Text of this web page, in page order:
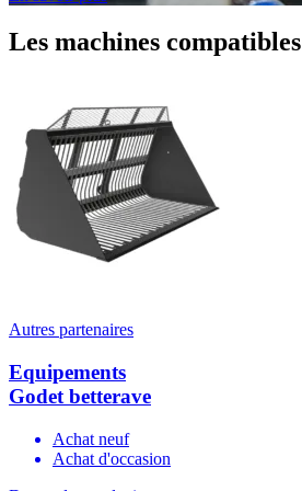
Les machines compatibles
Autres partenaires
Equipements
Godet betterave
Achat neuf
Achat d'occasion